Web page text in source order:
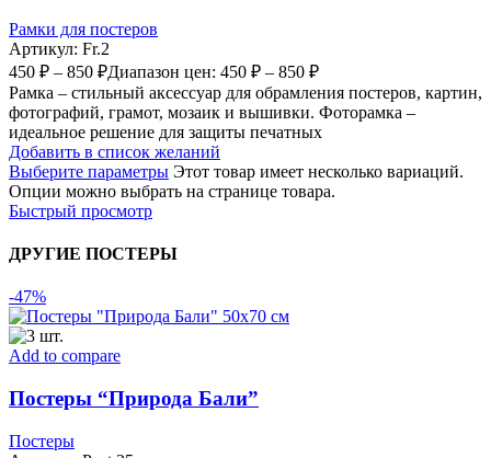
Рамки для постеров
Артикул: Fr.2
450 ₽ – 850 ₽Диапазон цен: 450 ₽ – 850 ₽
Рамка – стильный аксессуар для обрамления постеров, картин,
фотографий, грамот, мозаик и вышивки. Фоторамка –
идеальное решение для защиты печатных
Добавить в список желаний
Выберите параметры Этот товар имеет несколько вариаций.
Опции можно выбрать на странице товара.
Быстрый просмотр
ДРУГИЕ ПОСТЕРЫ
-47%
Add to compare
Постеры “Природа Бали”
Постеры